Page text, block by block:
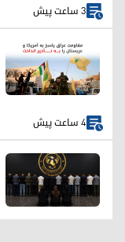
3 ساعت پیش
4 ساعت پیش